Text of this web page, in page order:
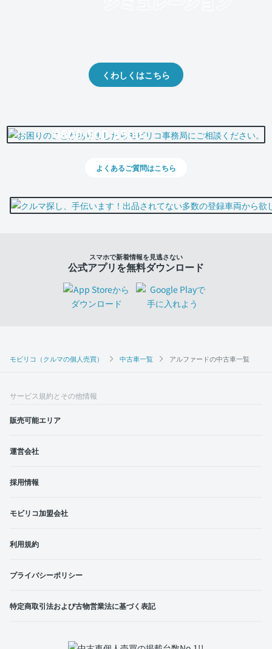
モビリコ（クルマの個人売買） 中古車一覧 アルファードの中古車一覧
くわしくはこちら
0800-500-5500
よくあるご質問はこちら
スマホで新着情報を見逃さない
公式アプリを無料ダウンロード
サービス規約とその他情報
販売可能エリア
運営会社
採用情報
モビリコ加盟会社
利用規約
プライバシーポリシー
特定商取引法および古物営業法に基づく表記